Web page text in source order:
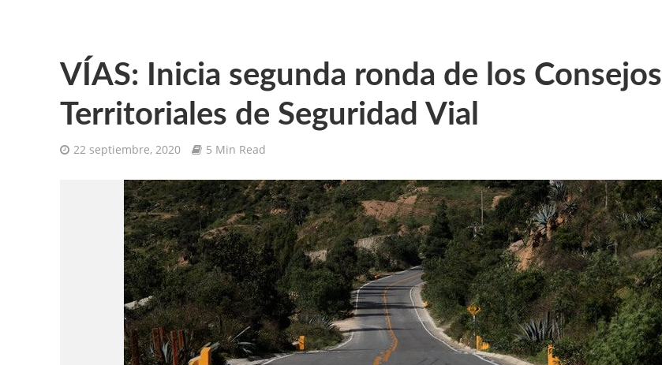
VÍAS: Inicia segunda ronda de los Consejos
Territoriales de Seguridad Vial
22 septiembre, 2020 5 Min Read